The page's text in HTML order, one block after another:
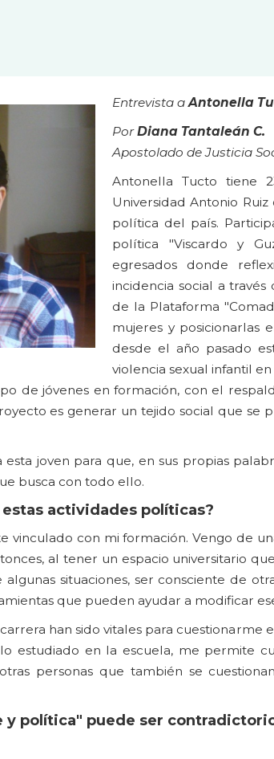
Entrevista aAntonella
PorDiana Tantaleán C.
Apostolado de Justicia
Antonella Tucto tiene
Universidad Antonio
política del país.
política "Viscardo y
egresados donde
incidencia social a
de la Plataforma
mujeres y posicionarlas
desde el año pasado
violencia sexual infantil
de jóvenes en formación, con el
es generar un tejido social que
joven para que, en sus propias
busca con todo ello.
actividades políticas?
vinculado con mi formación. Vengo de
al tener un espacio universitario
situaciones, ser consciente de
que pueden ayudar a modificar
han sido vitales para
estudiado en la escuela, me permite
personas que también se
y política" puede ser